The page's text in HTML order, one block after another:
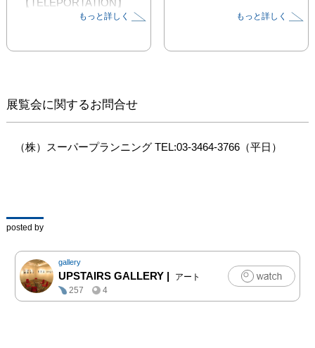
Tsukasa Kojima
Jack__SeeN
被写体は常に立体物であ
るが、写真のイメージは
時代と
たツールの普及に伴いわ
かりや
すくなった半面、視覚的
に理解しやすい情報イメ
ージに
なってしまった。
もっと詳しく もっと詳しく
展覧会に関するお問合せ
（株）スーパープランニング TEL:03-3464-3766（平日）
posted by
gallery
UPSTAIRS GALLERY |
アート
257
4